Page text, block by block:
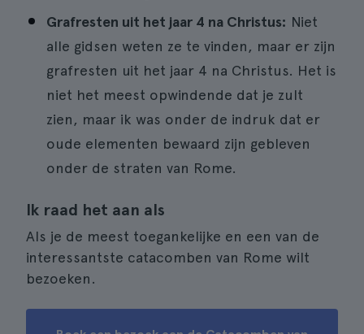
Grafresten uit het jaar 4 na Christus: Niet
alle gidsen weten ze te vinden, maar er zijn
grafresten uit het jaar 4 na Christus. Het is
niet het meest opwindende dat je zult
zien, maar ik was onder de indruk dat er
oude elementen bewaard zijn gebleven
onder de straten van Rome.
Ik raad het aan als
Als je de meest toegankelijke en een van de
interessantste catacomben van Rome wilt
bezoeken.